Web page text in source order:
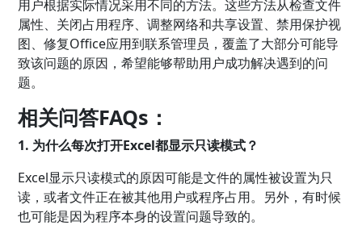
用户根据实际情况采用不同的方法。这些方法从检查文件
属性、关闭占用程序、调整网络和共享设置、禁用保护视
图、修复Office应用到联系管理员，覆盖了大部分可能导
致该问题的原因，希望能够帮助用户成功解决遇到的问
题。
相关问答FAQs：
1. 为什么每次打开Excel都显示只读模式？
Excel显示只读模式的原因可能是文件的属性被设置为只
读，或者文件正在被其他用户或程序占用。另外，有时候
也可能是因为程序本身的设置问题导致的。